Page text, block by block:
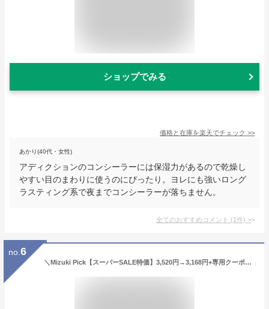
ショップでみる
価格と在庫を楽天でチェック >>
あかり(40代・女性)
アディクションのコンシーラーには保湿力があるので乾燥し
やすい目のまわりに使うのにぴったり。ヨレにも強いロング
ラスティング系で夜までコンシーラーが落ちません。
全てのおすすめコメント (1件) >
no. 6
＼Mizuki Pick【スーパーSALE特価】3,520円→3,168円+専用クーポンでさらにお得／時短メイク2点セット企画セットBBクリームフェイスパウダー下地プライマーコンシーラー崩れにくいサラサラうるツヤカバー力テカリ防止パウダーtfit韓国コスメ